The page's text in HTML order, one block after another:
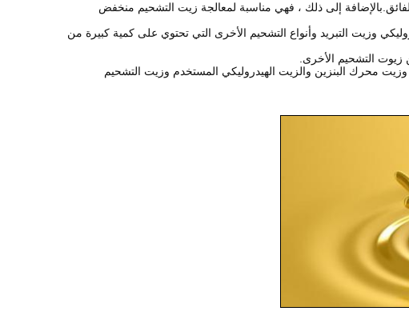
إلى ذلك ، فهي مناسبة لمعالجة زيت التشحيم منخفض
وزيت التبريد وأنواع التشحيم الأخرى التي تحتوي على كمية كبيرة من
زيوت التشحيم الأخرى.
محرك البنزين والزيت الهيدروليكي المستخدم وزيت التشحيم